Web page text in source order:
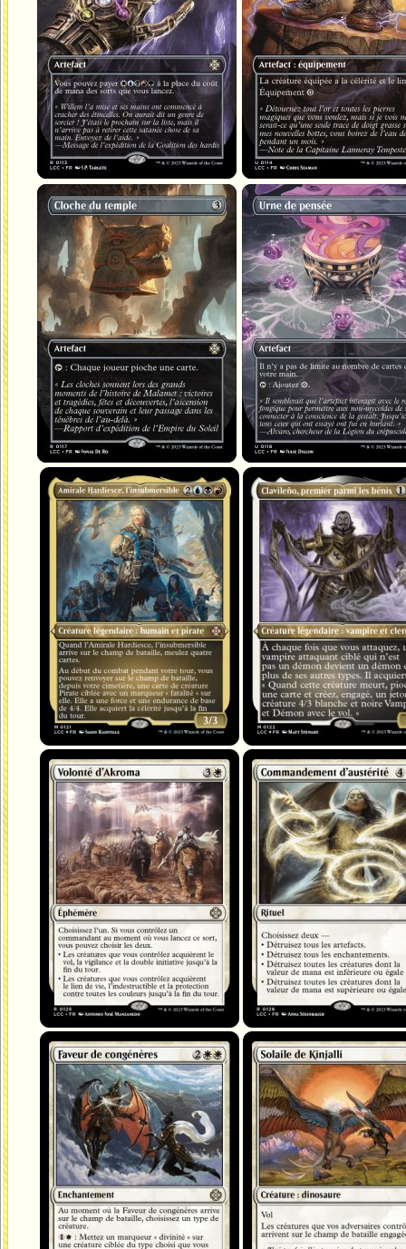
Cloche du temple Urne de pensée
Amirale Hardiesce, l'insubmersible Clavileño, premier parmi les bénis
Volonté d'Akroma Commandement d'austérité
Faveur de congénères Solaile de Kinjalli